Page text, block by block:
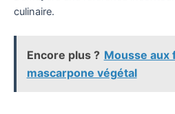
culinaire.
Encore plus ? Mousse aux
mascarpone végétal